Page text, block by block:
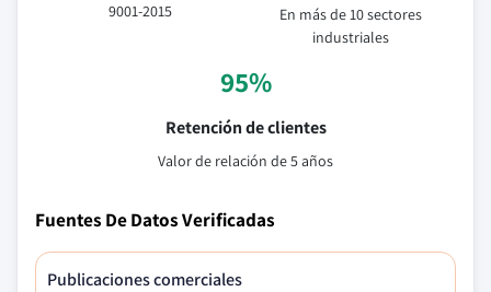
9001-2015
En más de 10 sectores
industriales
95%
Retención de clientes
Valor de relación de 5 años
Fuentes De Datos Verificadas
Publicaciones comerciales